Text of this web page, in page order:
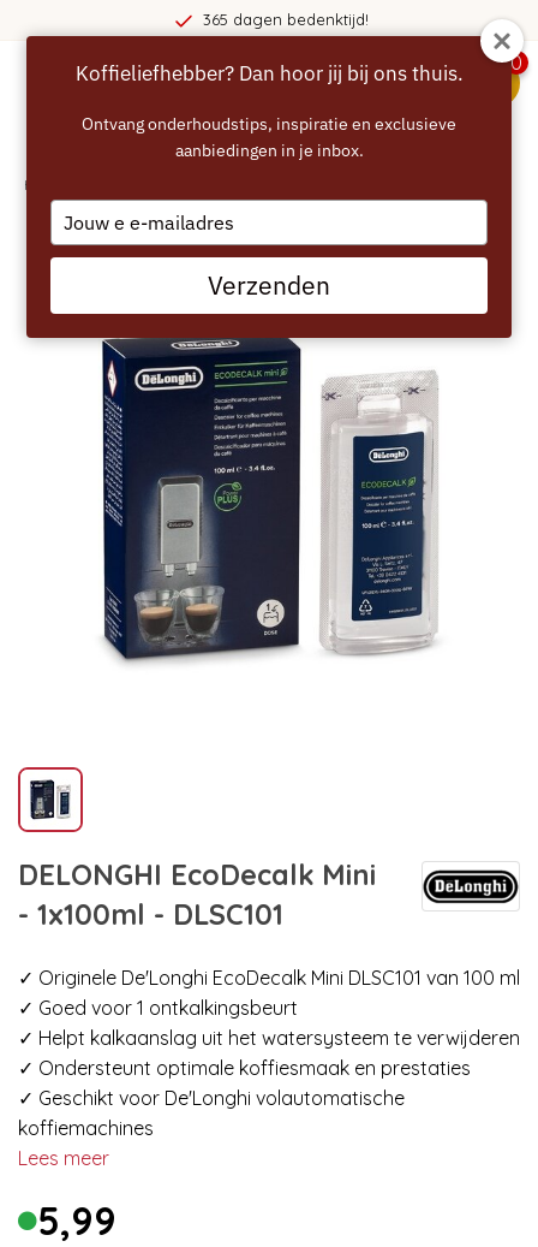
365 dagen bedenktijd!
0
Home
DELONGHI EcoDecalk Mini
- 1x100ml - DLSC101
✓ Originele De'Longhi EcoDecalk Mini DLSC101 van 100 ml
✓ Goed voor 1 ontkalkingsbeurt
✓ Helpt kalkaanslag uit het watersysteem te verwijderen
✓ Ondersteunt optimale koffiesmaak en prestaties
✓ Geschikt voor De'Longhi volautomatische
koffiemachines
Lees meer
5,99
Koffieliefhebber? Dan hoor jij bij ons thuis.
Ontvang onderhoudstips, inspiratie en exclusieve
aanbiedingen in je inbox.
Type
your
email
Verzenden